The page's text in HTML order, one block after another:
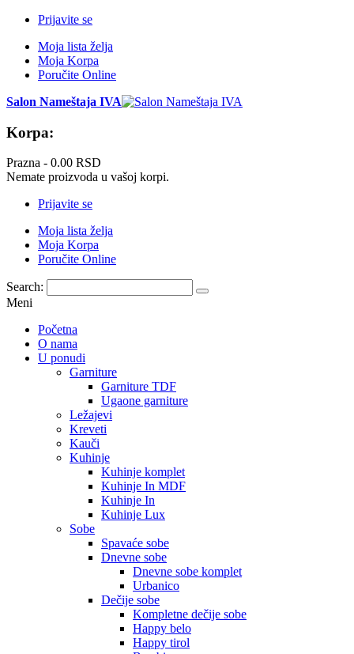
Prijavite se
Moja lista želja
Moja Korpa
Poručite Online
Salon Nameštaja IVA
Korpa:
Prazna - 0.00 RSD
Nemate proizvoda u vašoj korpi.
Prijavite se
Moja lista želja
Moja Korpa
Poručite Online
Search:
Meni
Početna
O nama
U ponudi
Garniture
Garniture TDF
Ugaone garniture
Ležajevi
Kreveti
Kauči
Kuhinje
Kuhinje komplet
Kuhinje In MDF
Kuhinje In
Kuhinje Lux
Sobe
Spavaće sobe
Dnevne sobe
Dnevne sobe komplet
Urbanico
Dečije sobe
Kompletne dečije sobe
Happy belo
Happy tirol